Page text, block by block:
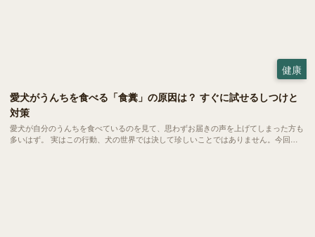
健康
愛犬がうんちを食べる「食糞」の原因は？ すぐに試せるしつけと
対策
愛犬が自分のうんちを食べているのを見て、思わずお届きの声を上げてしまった方も
多いはず。 実はこの行動、犬の世界では決して珍しいことではありません。今回